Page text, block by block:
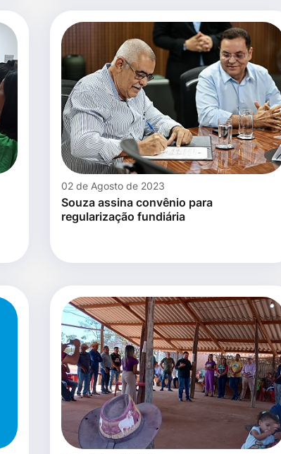
02 de Agosto de 2023
Souza assina convênio para
regularização fundiária